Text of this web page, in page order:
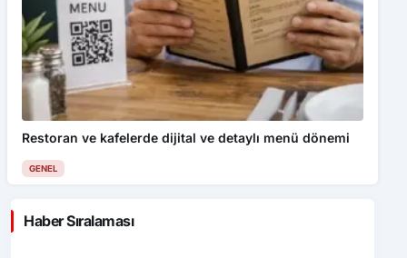
Restoran ve kafelerde dijital ve detaylı menü dönemi
GENEL
Haber Sıralaması